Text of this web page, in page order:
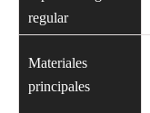
regular
Materiales
principales